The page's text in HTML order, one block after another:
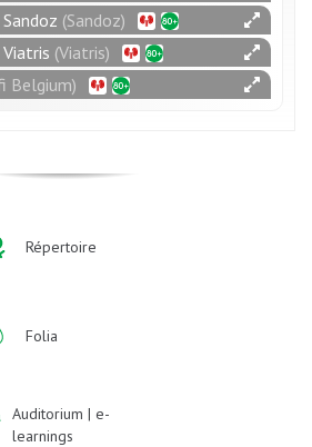
(Sandoz)
(Viatris)
Belgium)
Répertoire
Folia
Auditorium | e-
learnings